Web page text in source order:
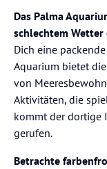
Das Palma
schlechtem
Dich eine
Aquarium bietet
von
Aktivitäten, die
kommt der dortige
gerufen.
Betrachte